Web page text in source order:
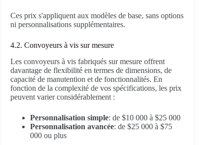
Ces prix s'appliquent aux modèles de base, sans options
ni personnalisations supplémentaires.
4.2. Convoyeurs à vis sur mesure
Les convoyeurs à vis fabriqués sur mesure offrent
davantage de flexibilité en termes de dimensions, de
capacité de manutention et de fonctionnalités. En
fonction de la complexité de vos spécifications, les prix
peuvent varier considérablement :
Personnalisation simple: de $10 000 à $25 000
Personnalisation avancée: de $25 000 à $75
000 ou plus